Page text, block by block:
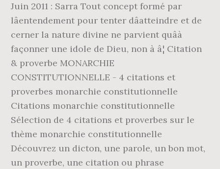
Juin 2011 : Sarra Tout concept formé par
lâentendement pour tenter dâatteindre et de
cerner la nature divine ne parvient quâà
façonner une idole de Dieu, non à â¦ Citation
& proverbe MONARCHIE
CONSTITUTIONNELLE - 4 citations et
proverbes monarchie constitutionnelle
Citations monarchie constitutionnelle
Sélection de 4 citations et proverbes sur le
thème monarchie constitutionnelle
Découvrez un dicton, une parole, un bon mot,
un proverbe, une citation ou phrase